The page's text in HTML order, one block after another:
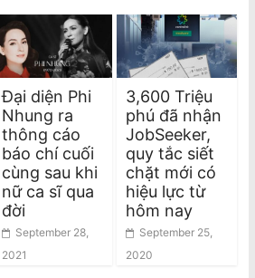
Đại diện Phi
Nhung ra
thông cáo
báo chí cuối
cùng sau khi
nữ ca sĩ qua
đời
September 28,
2021
3,600 Triệu
phú đã nhận
JobSeeker,
quy tắc siết
chặt mới có
hiệu lực từ
hôm nay
September 25,
2020